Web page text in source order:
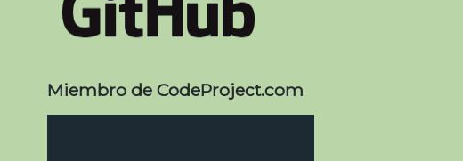
Miembro de CodeProject.com